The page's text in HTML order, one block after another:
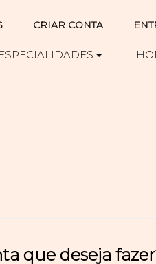
CRIAR CONTA
ESPECIALIDADES
que deseja